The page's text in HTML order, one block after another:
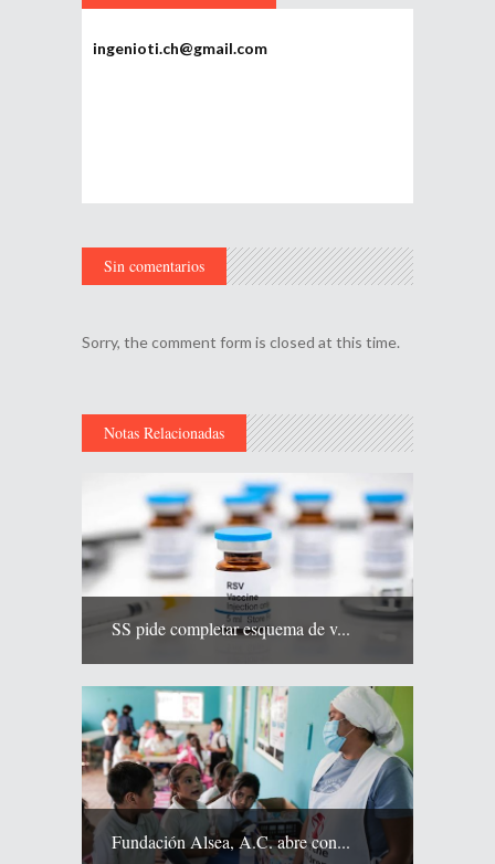
ingenioti.ch@gmail.com
Sin comentarios
Sorry, the comment form is closed at this time.
Notas Relacionadas
SS pide completar esquema de v...
Fundación Alsea, A.C. abre con...